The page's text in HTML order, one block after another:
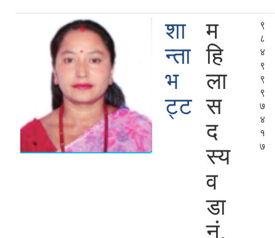
शा
न्ता
भ
ट्ट
म
हि
ला
स
द
स्य
व
डा
नं.
९
८
४
९
९
९
७
४
१
७